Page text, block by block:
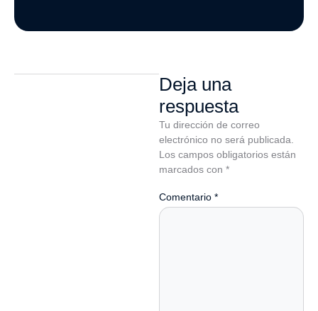
Deja una
respuesta
Tu dirección de correo
electrónico no será publicada.
Los campos obligatorios están
marcados con *
Comentario *